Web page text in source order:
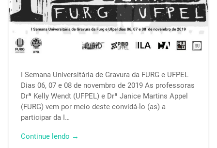
I Semana Universitária de Gravura da FURG e UFPEL
Dias 06, 07 e 08 de novembro de 2019 As professoras
Drª Kelly Wendt (UFPEL) e Drª Janice Martins Appel
(FURG) vem por meio deste convidá-lo (as) a
participar da I…
Continue lendo →